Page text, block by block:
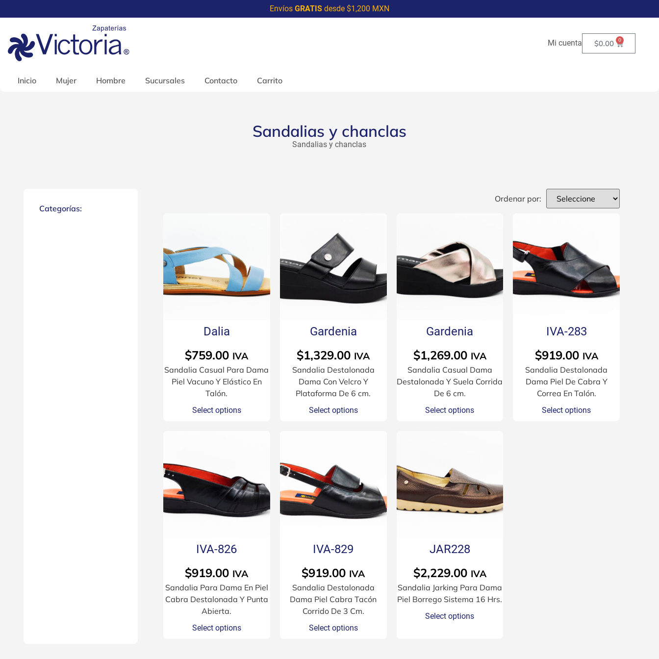
Envíos GRATIS desde $1,200 MXN
Mi cuenta $0.00 0
Inicio Mujer Hombre Sucursales Contacto Carrito
Sandalias y chanclas
Sandalias y chanclas
Categorías:
Ordenar por:
Dalia
$759.00 IVA
Sandalia Casual Para Dama
Piel Vacuno Y Elástico En
Talón.
Select options
Gardenia
$1,329.00 IVA
Sandalia Destalonada
Dama Con Velcro Y
Plataforma De 6 cm.
Select options
Gardenia
$1,269.00 IVA
Sandalia Casual Dama
Destalonada Y Suela Corrida
De 6 cm.
Select options
IVA-283
$919.00 IVA
Sandalia Destalonada
Dama Piel De Cabra Y
Correa En Talón.
Select options
IVA-826
$919.00 IVA
Sandalia Para Dama En Piel
Cabra Destalonada Y Punta
Abierta.
Select options
IVA-829
$919.00 IVA
Sandalia Destalonada
Dama Piel Cabra Tacón
Corrido De 3 Cm.
Select options
JAR228
$2,229.00 IVA
Sandalia Jarking Para Dama
Piel Borrego Sistema 16 Hrs.
Select options